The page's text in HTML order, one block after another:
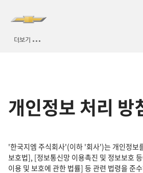
개인정보 처리 방
'한국지엠 주식회사'(이하 '회사')는 개인정보
보호법], [정보통신망 이용촉진 및 정보보호
이용 및 보호에 관한 법률] 등 관련 법령을 준